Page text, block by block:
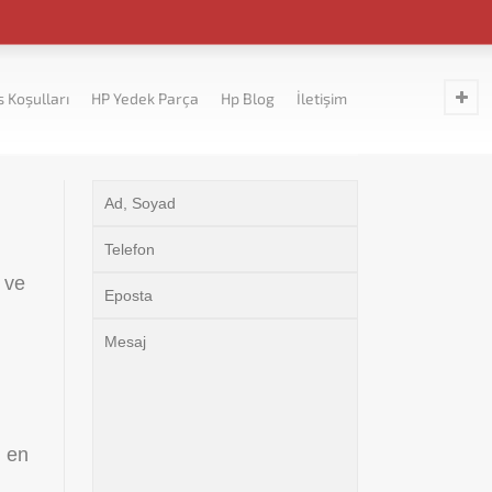
Koşulları HP Yedek Parça Hp Blog İletişim
ve
en